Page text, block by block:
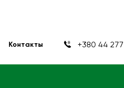
Контакты +380 44 277